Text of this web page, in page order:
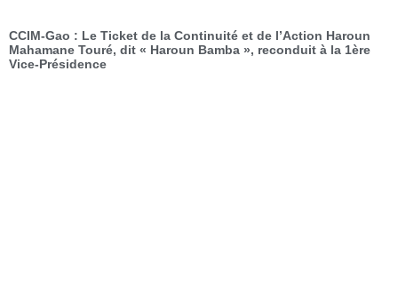
CCIM-Gao : Le Ticket de la Continuité et de l’Action Haroun
Mahamane Touré, dit « Haroun Bamba », reconduit à la 1ère
Vice-Présidence